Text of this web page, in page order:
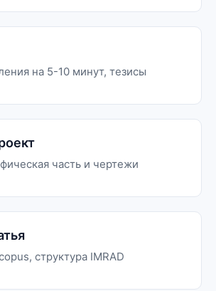
на 5-10 минут, тезисы
часть и чертежи
структура IMRAD